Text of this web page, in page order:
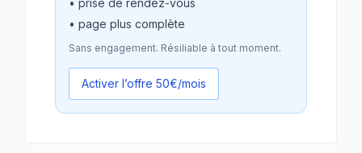
• prise de rendez-vous
• page plus complète
Sans engagement. Résiliable à tout moment.
Activer l’offre 50€/mois